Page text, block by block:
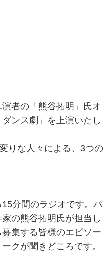
者の「熊谷拓明」氏オ
ンス劇」を上演いたし
りな人々による、3つの
分間のラジオです。パ
の熊谷拓明氏が担当し
集する皆様のエピソー
クが聞きどころです。